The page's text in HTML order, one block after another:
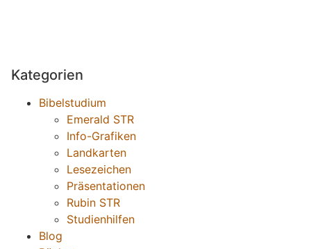
Kategorien
Bibelstudium
Emerald STR
Info-Grafiken
Landkarten
Lesezeichen
Präsentationen
Rubin STR
Studienhilfen
Blog